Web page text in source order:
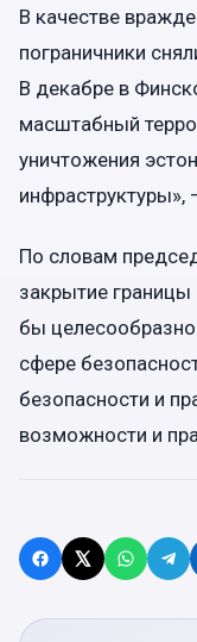
В качестве
пограничники
В декабре в
масштабный
уничтожения
инфраструктуры»,
По словам
закрытие
бы целесообразно
сфере
безопасности и
возможности и